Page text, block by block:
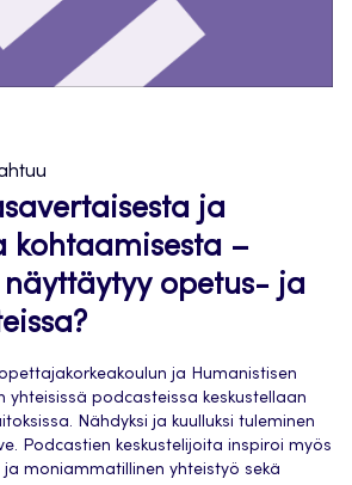
ja
kohtaamisesta –
opetus- ja
ja Humanistisen
yhteisissä podcasteissa keskustellaan
Nähdyksi ja kuulluksi tuleminen
Podcastien keskustelijoita inspiroi myös
moniammatillinen yhteistyö sekä